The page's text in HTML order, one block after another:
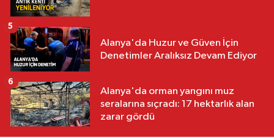
Alanya'da Huzur ve Güven İçin
Denetimler Aralıksız Devam Ediyor
5
Alanya'da orman yangını muz
seralarına sıçradı: 17 hektarlık alan
zarar gördü
6